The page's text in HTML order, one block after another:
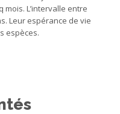
L’intervalle entre
Leur espérance de vie
espèces.